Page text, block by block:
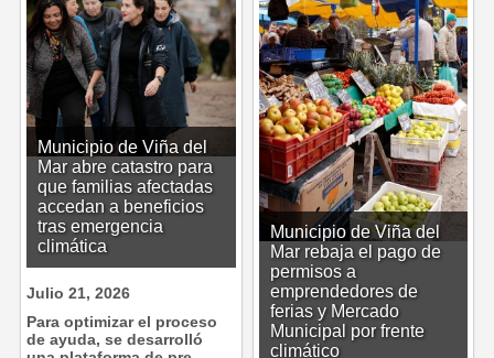
Municipio de Viña del
Mar rebaja el pago de
permisos a
emprendedores de
ferias y Mercado
Municipal por frente
climático
Municipio de Viña del
Mar abre catastro para
que familias afectadas
accedan a beneficios
tras emergencia
climática
Julio 21, 2026
Para optimizar el proceso
de ayuda, se desarrolló